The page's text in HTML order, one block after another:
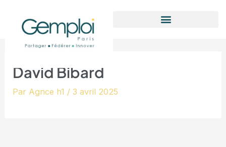
contenu
David Bibard
Par Agnce h1 /3 avril 2025